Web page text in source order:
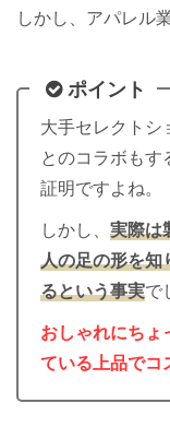
しかし、アパレル
ポイント
大手セレクトシ
とのコラボもす
証明ですよね。
しかし、 実際は
人の足の形を知
るという事実で
おしゃれにちょ
ている上品でコ